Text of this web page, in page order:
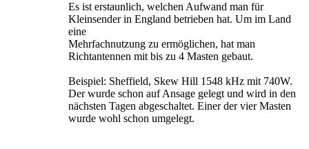
Es ist erstaunlich, welchen Aufwand man für
Kleinsender in England betrieben hat. Um im Land
eine
Mehrfachnutzung zu ermöglichen, hat man
Richtantennen mit bis zu 4 Masten gebaut.
Beispiel: Sheffield, Skew Hill 1548 kHz mit 740W.
Der wurde schon auf Ansage gelegt und wird in den
nächsten Tagen abgeschaltet. Einer der vier Masten
wurde wohl schon umgelegt.